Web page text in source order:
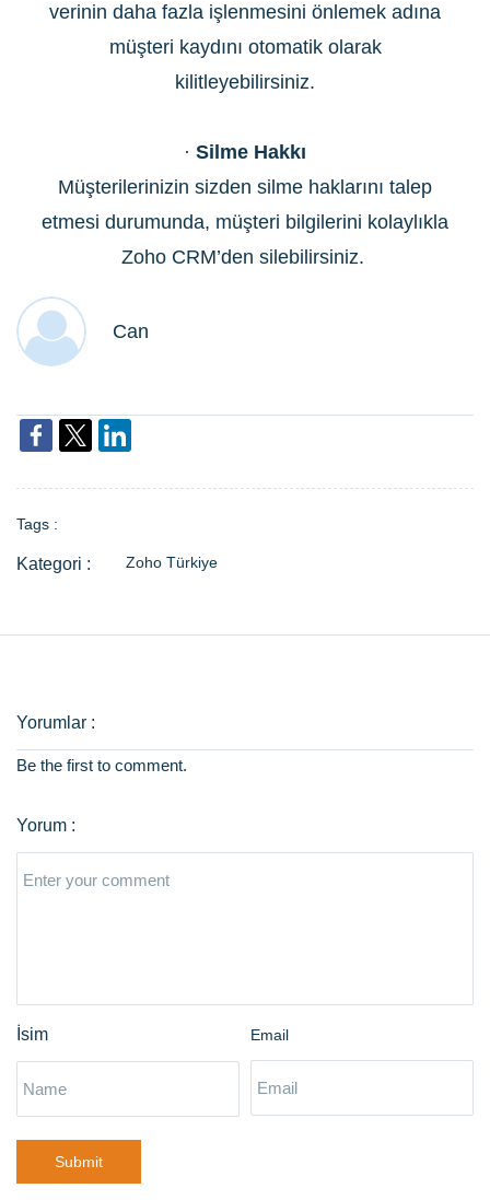
verinin daha fazla işlenmesini önlemek adına
müşteri kaydını otomatik olarak
kilitleyebilirsiniz.
· Silme Hakkı
Müşterilerinizin sizden silme haklarını talep
etmesi durumunda, müşteri bilgilerini kolaylıkla
Zoho CRM’den silebilirsiniz.
Can
Tags :
Zoho Türkiye
Be the first to comment.
Email
Submit